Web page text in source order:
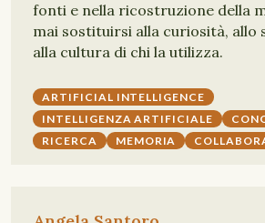
fonti e nella ricostruzione della
mai sostituirsi alla curiosità,
alla cultura di chi la utilizza.
ARTIFICIAL INTELLIGENCE
INTELLIGENZA ARTIFICIALE
RICERCA
MEMORIA